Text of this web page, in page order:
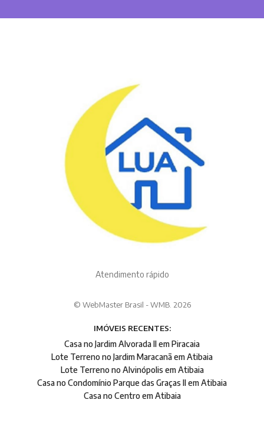
Atendimento rápido
© WebMaster Brasil - WMB. 2026
IMÓVEIS RECENTES:
Casa no Jardim Alvorada II em Piracaia
Lote Terreno no Jardim Maracanã em Atibaia
Lote Terreno no Alvinópolis em Atibaia
Casa no Condomínio Parque das Graças II em Atibaia
Casa no Centro em Atibaia